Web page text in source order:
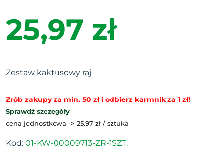
25,97 zł
Zestaw kaktusowy raj
Zrób zakupy za min. 50 zł i odbierz karmnik za 1 zł!
Sprawdź szczegóły
cena jednostkowa -> 25.97 zł / sztuka
Kod: 01-KW-00009713-ZR-1SZT.